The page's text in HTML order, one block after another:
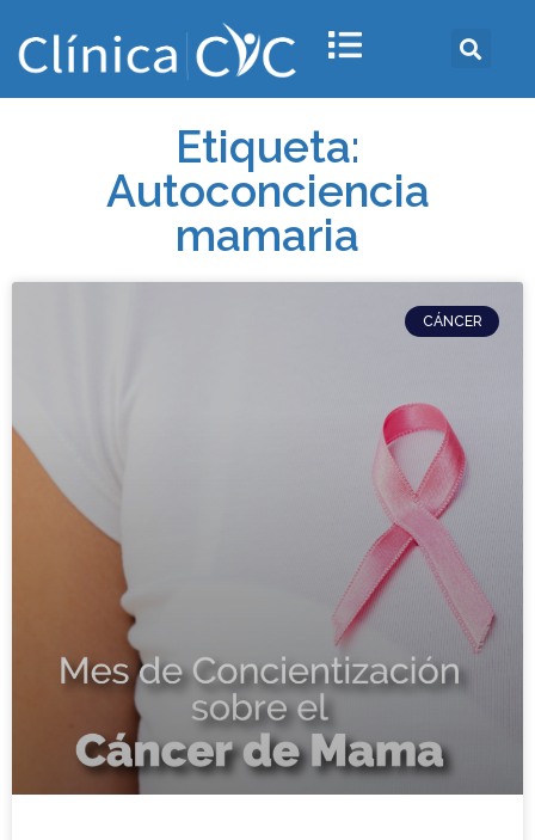
Etiqueta:
Autoconciencia
mamaria
CÁNCER